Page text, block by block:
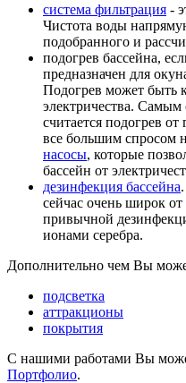
система фильтрация -
Чистота воды
подобранного и
подогрев бассейна,
предназначен для
Подогрев может быть
электричества.
считается подогрев от
все большим спросом
насосы, которые
бассейн от
дезинфекция бассейна
сейчас очень широк
привычной
ионами серебра.
Дополнительно чем Вы
подсветка
аттракционы
покрытия
С нашими работами Вы
Портфолио.